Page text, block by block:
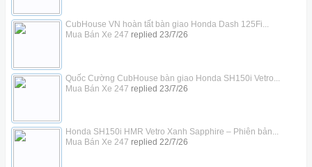
CubHouse VN hoàn tất bàn giao Honda Dash 125Fi...
Mua Bán Xe 247 replied 23/7/26
Quốc Cường CubHouse bàn giao Honda SH150i Vetro...
Mua Bán Xe 247 replied 23/7/26
Honda SH150i HMR Vetro Xanh Sapphire – Phiên bản...
Mua Bán Xe 247 replied 22/7/26